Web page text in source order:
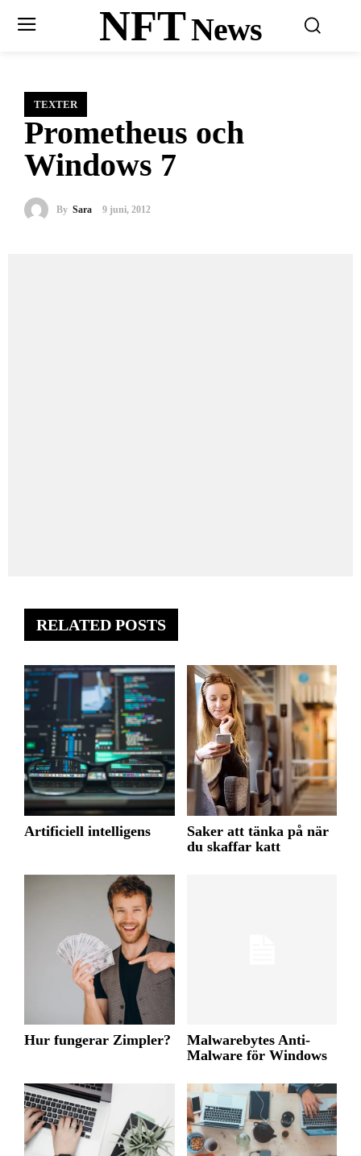
NFTNews
TEXTER
Prometheus och
Windows 7
By Sara 9 juni, 2012
RELATED POSTS
Artificiell intelligens
Saker att tänka på när
du skaffar katt
Hur fungerar Zimpler?
Malwarebytes Anti-
Malware för Windows